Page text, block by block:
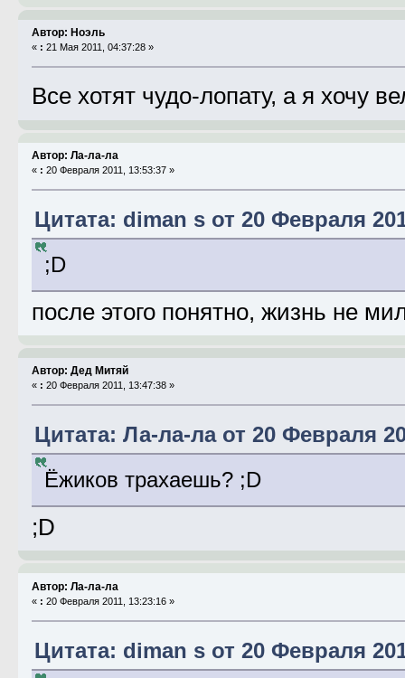
Автор: Ноэль
« : 21 Мая 2011, 04:37:28 »
Все хотят чудо-лопату, а я хочу
Автор: Ла-ла-ла
« : 20 Февраля 2011, 13:53:37 »
Цитата: diman s от 20 Февраля
;D
после этого понятно, жизнь не
Автор: Дед Митяй
« : 20 Февраля 2011, 13:47:38 »
Цитата: Ла-ла-ла от 20 Февраля
Ёжиков трахаешь? ;D
;D
Автор: Ла-ла-ла
« : 20 Февраля 2011, 13:23:16 »
Цитата: diman s от 20 Февраля